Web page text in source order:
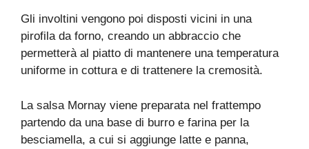
Gli involtini vengono poi disposti vicini in una
pirofila da forno, creando un abbraccio che
permetterà al piatto di mantenere una temperatura
uniforme in cottura e di trattenere la cremosità.
La salsa Mornay viene preparata nel frattempo
partendo da una base di burro e farina per la
besciamella, a cui si aggiunge latte e panna,